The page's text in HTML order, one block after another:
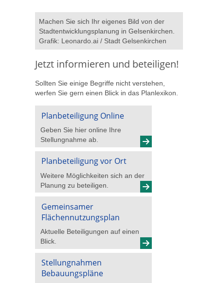
Machen Sie sich Ihr eigenes Bild von der
Stadtentwicklungsplanung in Gelsenkirchen.
Grafik: Leonardo.ai / Stadt Gelsenkirchen
Jetzt informieren und beteiligen!
Sollten Sie einige Begriffe nicht verstehen,
werfen Sie gern einen Blick in das Planlexikon.
Planbeteiligung Online
Geben Sie hier online Ihre
Stellungnahme ab.
Planbeteiligung vor Ort
Weitere Möglichkeiten sich an der
Planung zu beteiligen.
Gemeinsamer
Flächennutzungsplan
Aktuelle Beteiligungen auf einen
Blick.
Stellungnahmen
Bebauungspläne